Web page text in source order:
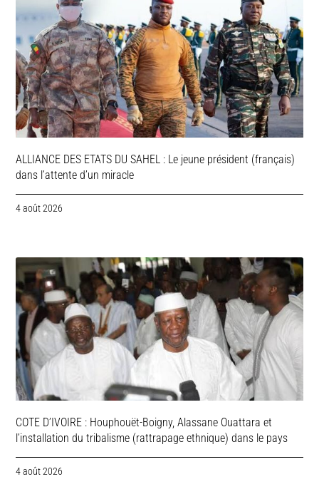
ALLIANCE DES ETATS DU SAHEL : Le jeune président (français)
dans l’attente d’un miracle
4 août 2026
COTE D’IVOIRE : Houphouët-Boigny, Alassane Ouattara et
l’installation du tribalisme (rattrapage ethnique) dans le pays
4 août 2026